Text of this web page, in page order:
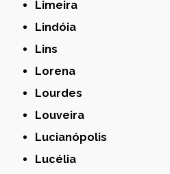
Limeira
Lindóia
Lins
Lorena
Lourdes
Louveira
Lucianópolis
Lucélia